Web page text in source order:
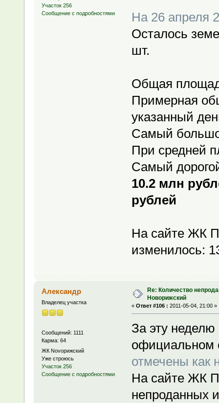
Участок 256
Сообщение с подробностями
На 26 апреля
Осталось
шт.
Общая
Примерная
указанный
Самый
При средней
Самый
10.2 млн
рублей
На сайте ЖК
изменилось:
Александр
Владелец участка
Сообщений: 1111
Карма: 64
ЖК Novoрижский
Уже строюсь
Участок 256
Сообщение с подробностями
Re: Количество
Новорижский
« Ответ #106 : 2011-05-04, 21:00 »
За эту неделю
официальном
отмечены как
На сайте ЖК
непроданных